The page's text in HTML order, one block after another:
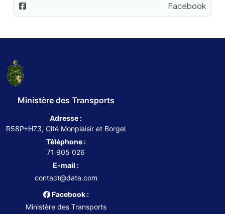
Facebook
Ministère des Transports
Adresse :
R58P+H73, Cité Monplaisir et Borgel
Téléphone :
71 905 026
E-mail :
contact@data.com
Facebook :
Ministère des Transports